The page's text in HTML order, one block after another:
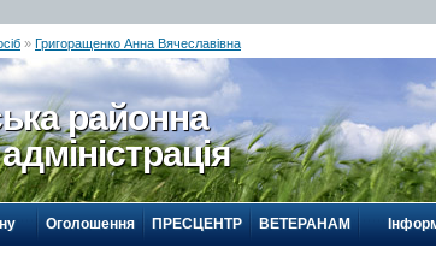
» Григоращенко Анна Вячеславівна
районна
Оголошення ПРЕСЦЕНТР ВЕТЕРАНАМ